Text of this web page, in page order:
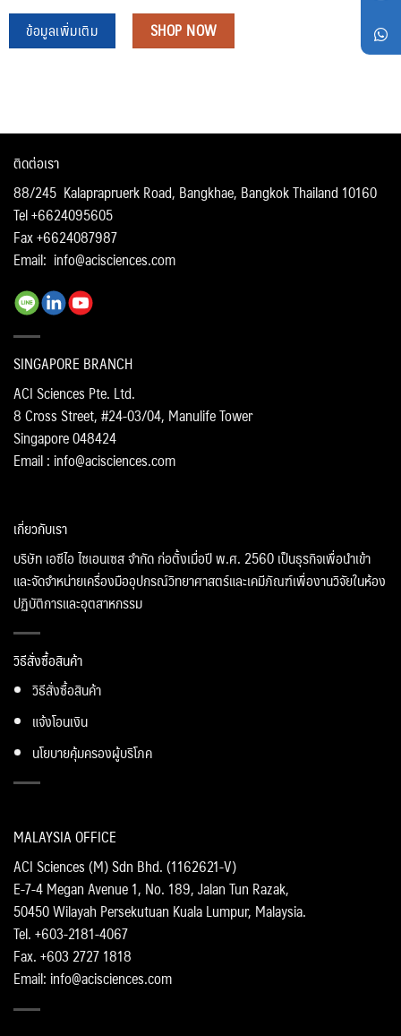
ข้อมูลเพิ่มเติม SHOP NOW
ติดต่อเรา
88/245 Kalaprapruerk Road, Bangkhae, Bangkok Thailand 10160
Tel +6624095605
Fax +6624087987
Email: info@acisciences.com
SINGAPORE BRANCH
ACI Sciences Pte. Ltd.
8 Cross Street, #24-03/04, Manulife Tower
Singapore 048424
Email : info@acisciences.com
MALAYSIA OFFICE
ACI Sciences (M) Sdn Bhd. (1162621-V)
E-7-4 Megan Avenue 1, No. 189, Jalan Tun Razak,
50450 Wilayah Persekutuan Kuala Lumpur, Malaysia.
Tel. +603-2181-4067
Fax. +603 2727 1818
Email: info@acisciences.com
เกี่ยวกับเรา
บริษัท เอซีไอ ไซเอนเซส จำกัด ก่อตั้งเมื่อปี พ.ศ. 2560 เป็นธุรกิจเพื่อนำเข้า
และจัดจำหน่ายเครื่องมืออุปกรณ์วิทยาศาสตร์และเคมีภัณฑ์เพื่องานวิจัยในห้อง
ปฏิบัติการและอุตสาหกรรม
วิธีสั่งซื้อสินค้า
วิธีสั่งซื้อสินค้า
แจ้งโอนเงิน
นโยบายคุ้มครองผู้บริโภค